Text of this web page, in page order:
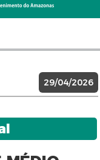
29/04/2026